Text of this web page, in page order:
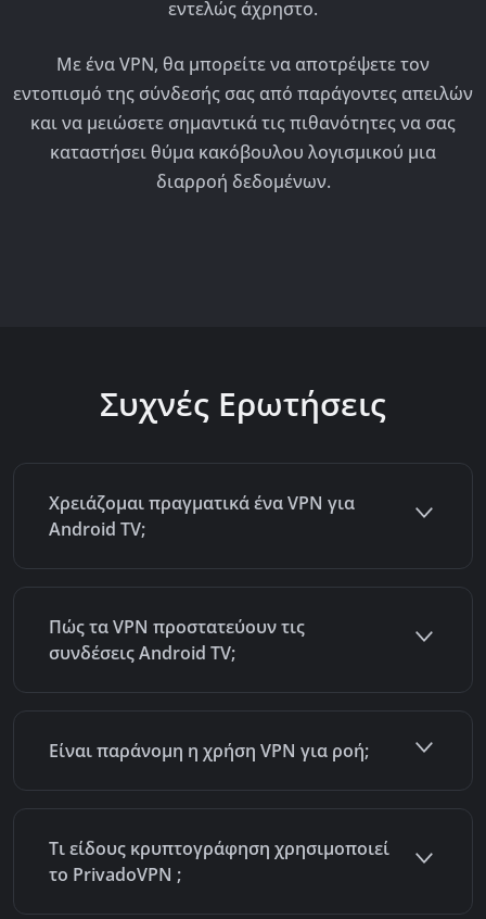
εντελώς άχρηστο.
Με ένα VPN, θα μπορείτε να αποτρέψετε τον
εντοπισμό της σύνδεσής σας από παράγοντες απειλών
και να μειώσετε σημαντικά τις πιθανότητες να σας
καταστήσει θύμα κακόβουλου λογισμικού μια
διαρροή δεδομένων.
Συχνές Ερωτήσεις
Χρειάζομαι πραγματικά ένα VPN για
Android TV;
Πώς τα VPN προστατεύουν τις
συνδέσεις Android TV;
Είναι παράνομη η χρήση VPN για ροή;
Τι είδους κρυπτογράφηση χρησιμοποιεί
το PrivadoVPN ;